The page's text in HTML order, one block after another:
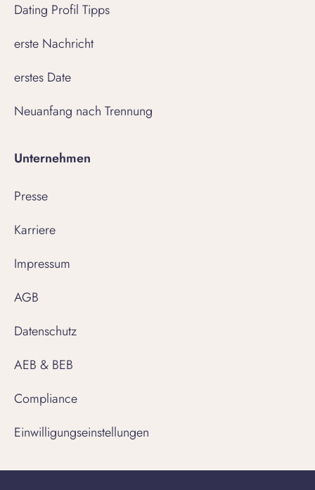
Dating Profil Tipps
erste Nachricht
erstes Date
Neuanfang nach Trennung
Unternehmen
Presse
Karriere
Impressum
AGB
Datenschutz
AEB & BEB
Compliance
Einwilligungseinstellungen